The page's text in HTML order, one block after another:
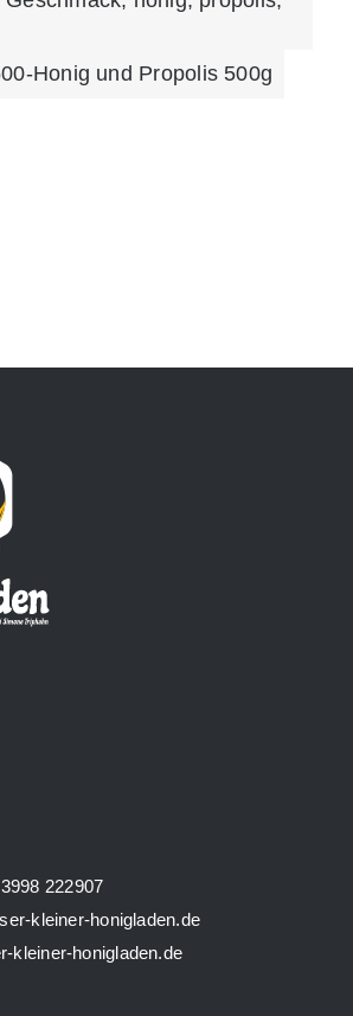
Honig und Propolis 500g
222907
kleiner-honigladen.de
kleiner-honigladen.de